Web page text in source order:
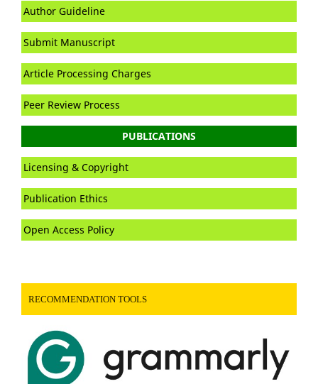
Author Guideline
Submit Manuscript
Article Processing Charges
Peer Review Process
PUBLICATIONS
Licensing & Copyright
Publication Ethics
Open Access Policy
RECOMMENDATION TOOLS